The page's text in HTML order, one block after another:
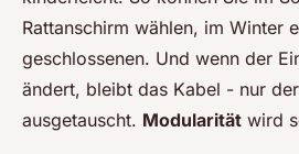
Rattanschirm wählen, im Winter
geschlossenen. Und wenn der
ändert, bleibt das Kabel - nur
ausgetauscht. Modularität wird